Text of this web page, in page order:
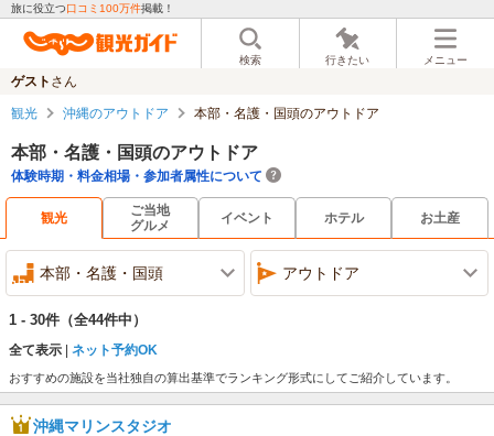
旅に役立つ口コミ100万件掲載！
検索 行きたい メニュー
ゲスト さん
観光 沖縄のアウトドア 本部・名護・国頭のアウトドア
本部・名護・国頭のアウトドア
体験時期・料金相場・参加者属性について
観光
ご当地
グルメ
イベント ホテル お土産
本部・名護・国頭 アウトドア
1 - 30件 （全44件中）
全て表示 ネット予約OK
おすすめの施設を当社独自の算出基準でランキング形式にしてご紹介しています。
沖縄マリンスタジオ